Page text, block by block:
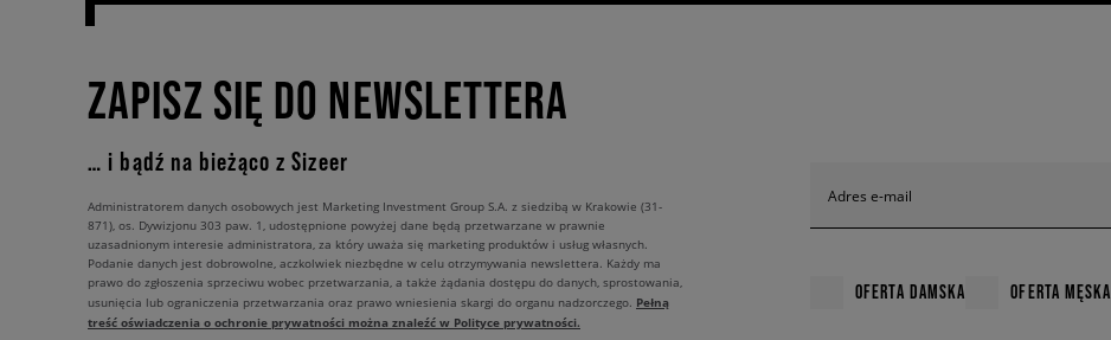
ZAPISZ SIĘ DO NEWSLETTERA
… i bądź na bieżąco z Sizeer
Adres e-mail
OFERTA DAMSKA OFERTA MĘSKA
Administratorem danych osobowych jest Marketing Investment Group S.A. z siedzibą w Krakowie (31-
871), os. Dywizjonu 303 paw. 1, udostępnione powyżej dane będą przetwarzane w prawnie
uzasadnionym interesie administratora, za który uważa się marketing produktów i usług własnych.
Podanie danych jest dobrowolne, aczkolwiek niezbędne w celu otrzymywania newslettera. Każdy ma
prawo do zgłoszenia sprzeciwu wobec przetwarzania, a także żądania dostępu do danych, sprostowania,
usunięcia lub ograniczenia przetwarzania oraz prawo wniesienia skargi do organu nadzorczego. Pełną
treść oświadczenia o ochronie prywatności można znaleźć w Polityce prywatności.